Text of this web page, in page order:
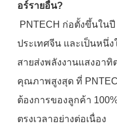
อร์รายอื่น?
ประเทศจีน และเป็นหนึ่
สายส่งพลังงานแสงอา
คุณภาพสูงสุด ที่
ต้องการของลูกค้า
ตรงเวลาอย่างต่อเนื่อง